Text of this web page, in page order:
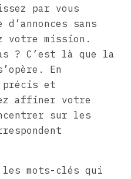
par vous
sans
votre mission.
? C’est là que la
En
et
affiner votre
sur les
les mots-clés qui